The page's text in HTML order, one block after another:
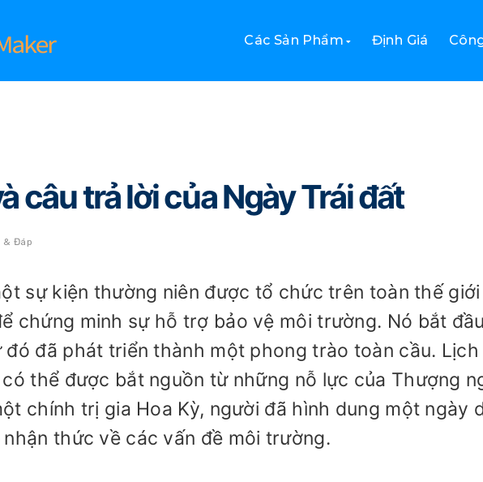
Các Sản Phẩm Định Giá
câu trả lời của Ngày Trái đất
& Đáp
sự kiện thường niên được tổ chức trên toàn thế
chứng minh sự hỗ trợ bảo vệ môi trường. Nó bắt
đó đã phát triển thành một phong trào toàn cầu.
thể được bắt nguồn từ những nỗ lực của Thượng
chính trị gia Hoa Kỳ, người đã hình dung một ngày
thức về các vấn đề môi trường.